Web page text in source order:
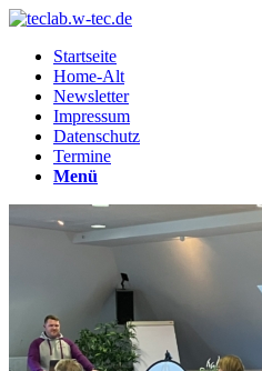
Startseite
Home-Alt
Newsletter
Impressum
Datenschutz
Termine
Menü